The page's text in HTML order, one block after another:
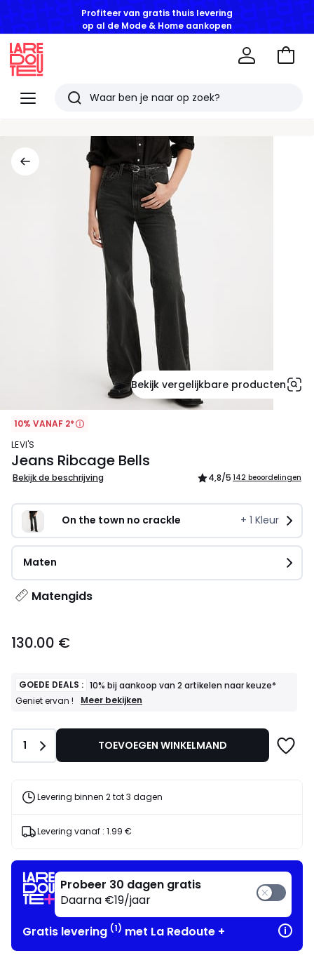
Profiteer van gratis thuis levering
op al de Mode & Home aankopen
Menu
Redoute
Zoeken
bekeken
artikelen
Naar
Bekijk vergelijkbare producten
10% VANAF 2*
LEVI'S
Jeans Ribcage Bells
Bekijk de beschrijving 4,8/5 142 beoordelingen
On the town no crackle + 1 Kleur
Maten
Matengids
€.
130.00 €
GOEDE DEALS : 10% bij aankoop van 2 artikelen naar keuze*
Geniet ervan !
GOEDE
artikelen
Geniet
Meer bekijken
Aantal
1 TOEVOEGEN WINKELMAND
Levering binnen 2 tot 3 dagen
Levering vanaf : 1.99 €
Probeer 30 dagen gratis
Daarna €19/jaar
Gratis levering (1) met La Redoute +